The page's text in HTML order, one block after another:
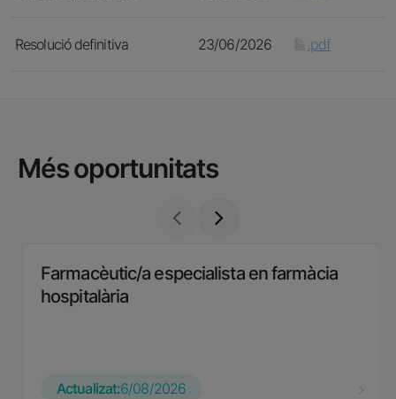
Resolució definitiva 23/06/2026 .pdf
Més oportunitats
Farmacèutic/a especialista en farmàcia
hospitalària
Actualizat:6/08/2026